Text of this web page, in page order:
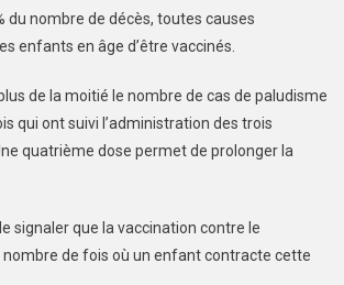
du nombre de décès, toutes causes
enfants en âge d’être vaccinés.
de la moitié le nombre de cas de paludisme
qui ont suivi l’administration des trois
quatrième dose permet de prolonger la
signaler que la vaccination contre le
de fois où un enfant contracte cette